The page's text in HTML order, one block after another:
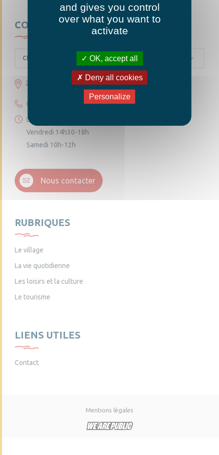
CONTACTEZ-NOUS
Chambellay
23 grande rue 49220 Chambellay
02 41 95 10 54
Lundi 14h30-18h
Vendredi 14h30-18h
Samedi 10h-12h
Nous contacter
RUBRIQUES
Le village
La vie quotidienne
Les loisirs et la culture
Le tourisme
LIENS UTILES
Contact
Mentions légales
and gives you control
over what you want to
activate
OK, accept all
Deny all cookies
Personalize